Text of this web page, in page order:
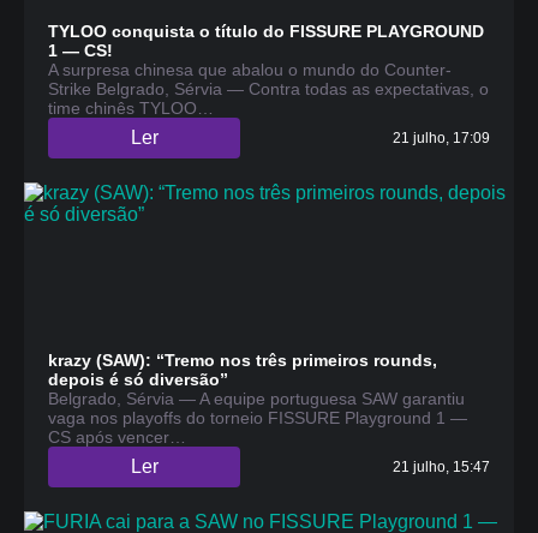
TYLOO conquista o título do FISSURE PLAYGROUND
1 — CS!
A surpresa chinesa que abalou o mundo do Counter-
Strike Belgrado, Sérvia — Contra todas as expectativas, o
time chinês TYLOO…
Ler 21 julho, 17:09
krazy (SAW): “Tremo nos três primeiros rounds,
depois é só diversão”
Belgrado, Sérvia — A equipe portuguesa SAW garantiu
vaga nos playoffs do torneio FISSURE Playground 1 —
CS após vencer…
Ler 21 julho, 15:47